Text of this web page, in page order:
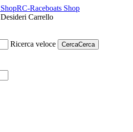
RC-Raceboats Shop
Desideri Carrello
Ricerca veloce
CercaCerca